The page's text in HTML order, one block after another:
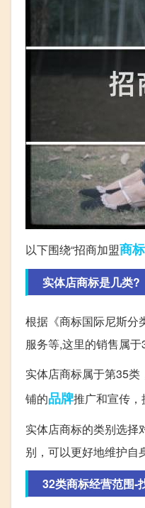
以下围绕“招商加盟商标
实体店商标是几类?
根据《商标国际尼斯分
服务等,这里的销售属于
实体店商标属于第35
铺的品牌推广和宣传，
实体店商标的类别选择
别，可以更好地维护自
32类商标经营范围-